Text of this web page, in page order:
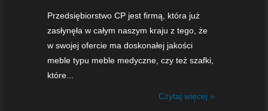
Przedsiębiorstwo CP jest firmą, która już
zasłynęła w całym naszym kraju z tego, że
w swojej ofercie ma doskonałej jakości
meble typu meble medyczne, czy też szafki,
które...
Czytaj więcej »